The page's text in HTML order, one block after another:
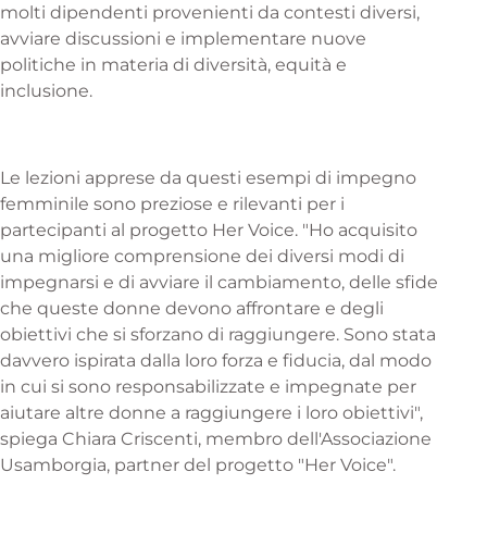
molti dipendenti provenienti da contesti diversi,
avviare discussioni e implementare nuove
politiche in materia di diversità, equità e
inclusione.
Le lezioni apprese da questi esempi di impegno
femminile sono preziose e rilevanti per i
partecipanti al progetto Her Voice. "Ho acquisito
una migliore comprensione dei diversi modi di
impegnarsi e di avviare il cambiamento, delle sfide
che queste donne devono affrontare e degli
obiettivi che si sforzano di raggiungere. Sono stata
davvero ispirata dalla loro forza e fiducia, dal modo
in cui si sono responsabilizzate e impegnate per
aiutare altre donne a raggiungere i loro obiettivi",
spiega Chiara Criscenti, membro dell'Associazione
Usamborgia, partner del progetto "Her Voice".